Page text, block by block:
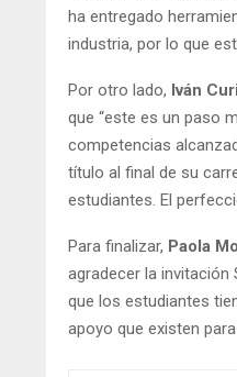
ha entregado
industria, por lo que
Por otro lado, Iván Curi
que “este es un paso
competencias
título al final de su
estudiantes. El
Para finalizar, Paola
agradecer la
que los estudiantes
apoyo que existen